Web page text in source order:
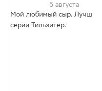
5 августа
Мой любимый сыр. Лучший
серии Тильзитер.